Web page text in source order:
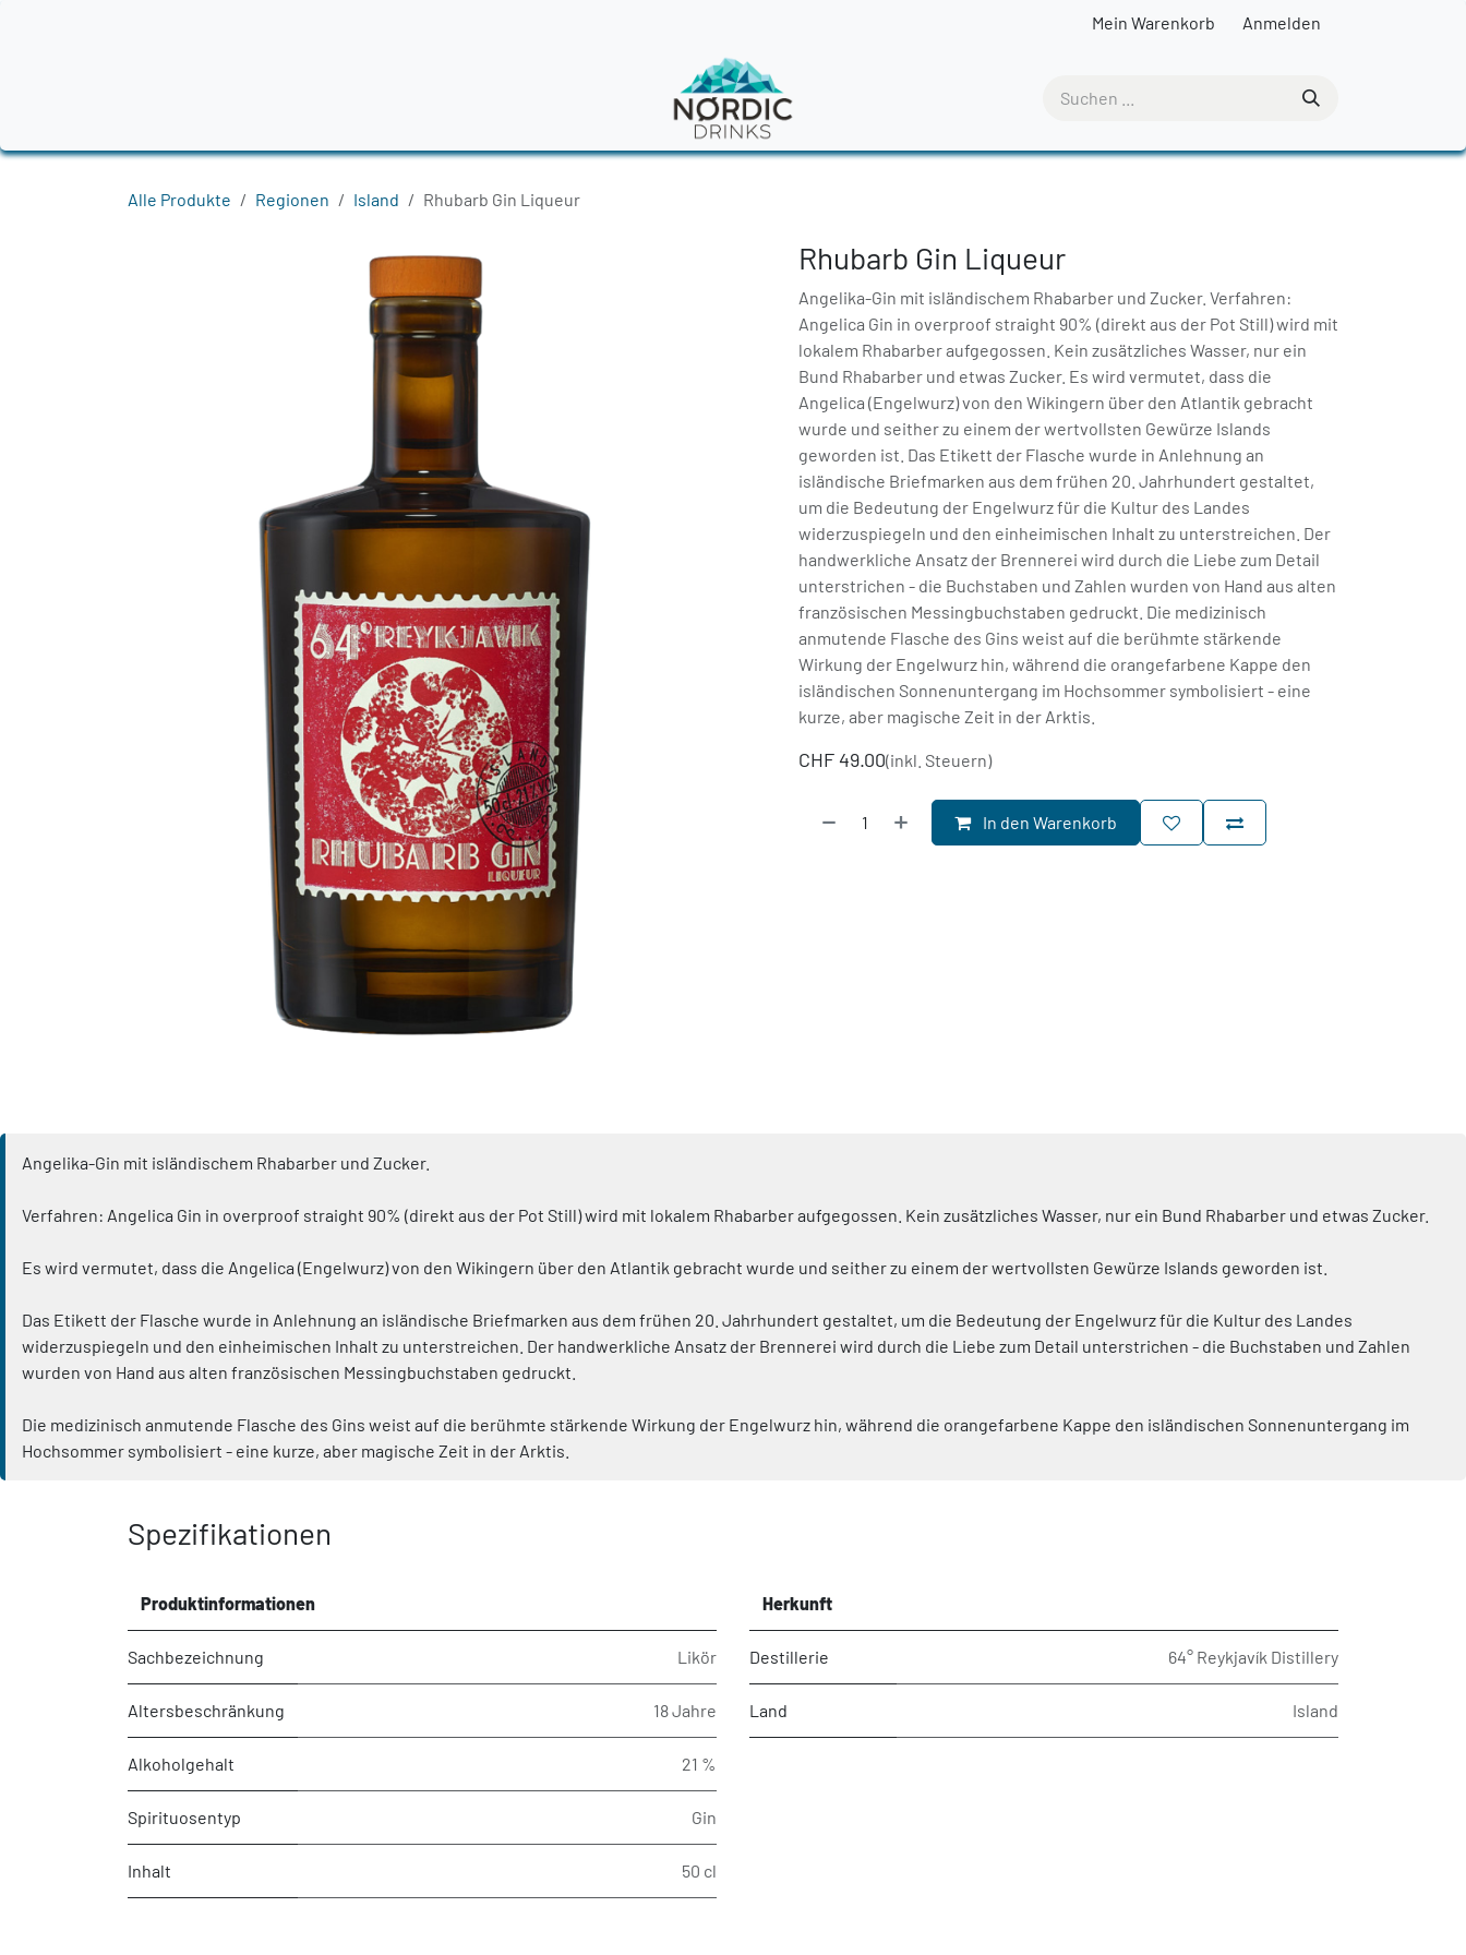
Mein Warenkorb Anmelden
Alle Produkte Regionen Island Rhubarb Gin Liqueur
Rhubarb Gin Liqueur
Angelika-Gin mit isländischem Rhabarber und Zucker. Verfahren:
Angelica Gin in overproof straight 90% (direkt aus der Pot Still) wird mit
lokalem Rhabarber aufgegossen. Kein zusätzliches Wasser, nur ein
Bund Rhabarber und etwas Zucker. Es wird vermutet, dass die
Angelica (Engelwurz) von den Wikingern über den Atlantik gebracht
wurde und seither zu einem der wertvollsten Gewürze Islands
geworden ist. Das Etikett der Flasche wurde in Anlehnung an
isländische Briefmarken aus dem frühen 20. Jahrhundert gestaltet,
um die Bedeutung der Engelwurz für die Kultur des Landes
widerzuspiegeln und den einheimischen Inhalt zu unterstreichen. Der
handwerkliche Ansatz der Brennerei wird durch die Liebe zum Detail
unterstrichen - die Buchstaben und Zahlen wurden von Hand aus alten
französischen Messingbuchstaben gedruckt. Die medizinisch
anmutende Flasche des Gins weist auf die berühmte stärkende
Wirkung der Engelwurz hin, während die orangefarbene Kappe den
isländischen Sonnenuntergang im Hochsommer symbolisiert - eine
kurze, aber magische Zeit in der Arktis.
CHF 49.00(inkl. Steuern)
In den Warenkorb
Angelika-Gin mit isländischem Rhabarber und Zucker.
Verfahren: Angelica Gin in overproof straight 90% (direkt aus der Pot Still) wird mit lokalem Rhabarber aufgegossen. Kein zusätzliches Wasser, nur ein Bund Rhabarber und etwas Zucker.
Es wird vermutet, dass die Angelica (Engelwurz) von den Wikingern über den Atlantik gebracht wurde und seither zu einem der wertvollsten Gewürze Islands geworden ist.
Das Etikett der Flasche wurde in Anlehnung an isländische Briefmarken aus dem frühen 20. Jahrhundert gestaltet, um die Bedeutung der Engelwurz für die Kultur des Landes
widerzuspiegeln und den einheimischen Inhalt zu unterstreichen. Der handwerkliche Ansatz der Brennerei wird durch die Liebe zum Detail unterstrichen - die Buchstaben und Zahlen
wurden von Hand aus alten französischen Messingbuchstaben gedruckt.
Die medizinisch anmutende Flasche des Gins weist auf die berühmte stärkende Wirkung der Engelwurz hin, während die orangefarbene Kappe den isländischen Sonnenuntergang im
Hochsommer symbolisiert - eine kurze, aber magische Zeit in der Arktis.
Spezifikationen
Produktinformationen
Sachbezeichnung Likör
Altersbeschränkung 18 Jahre
Alkoholgehalt 21 %
Spirituosentyp Gin
Inhalt 50 cl
Herkunft
Destillerie 64° Reykjavík Distillery
Land Island